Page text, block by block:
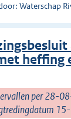
Waterschap
heffing
per 28-